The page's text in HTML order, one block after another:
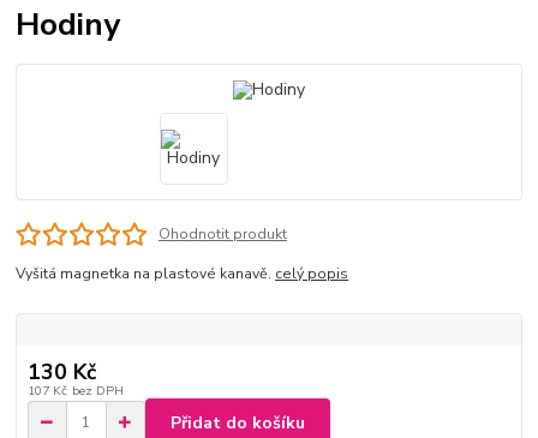
Hodiny
Ohodnotit produkt
Vyšitá magnetka na plastové kanavě. celý popis
130 Kč
107 Kč bez DPH
Přidat do košíku